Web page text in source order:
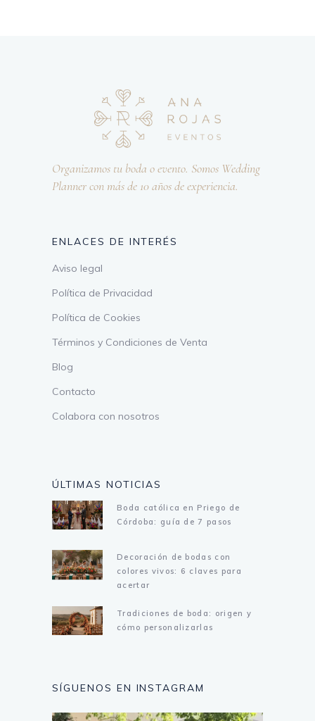
Organizamos tu boda o evento. Somos Wedding
Planner con más de 10 años de experiencia.
ENLACES DE INTERÉS
Aviso legal
Política de Privacidad
Política de Cookies
Términos y Condiciones de Venta
Blog
Contacto
Colabora con nosotros
ÚLTIMAS NOTICIAS
Boda católica en Priego de
Córdoba: guía de 7 pasos
Decoración de bodas con
colores vivos: 6 claves para
acertar
Tradiciones de boda: origen y
cómo personalizarlas
SÍGUENOS EN INSTAGRAM